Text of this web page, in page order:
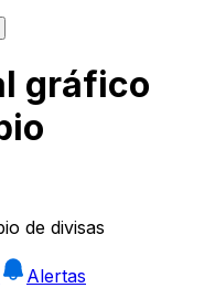
gráfico
de divisas
Alertas